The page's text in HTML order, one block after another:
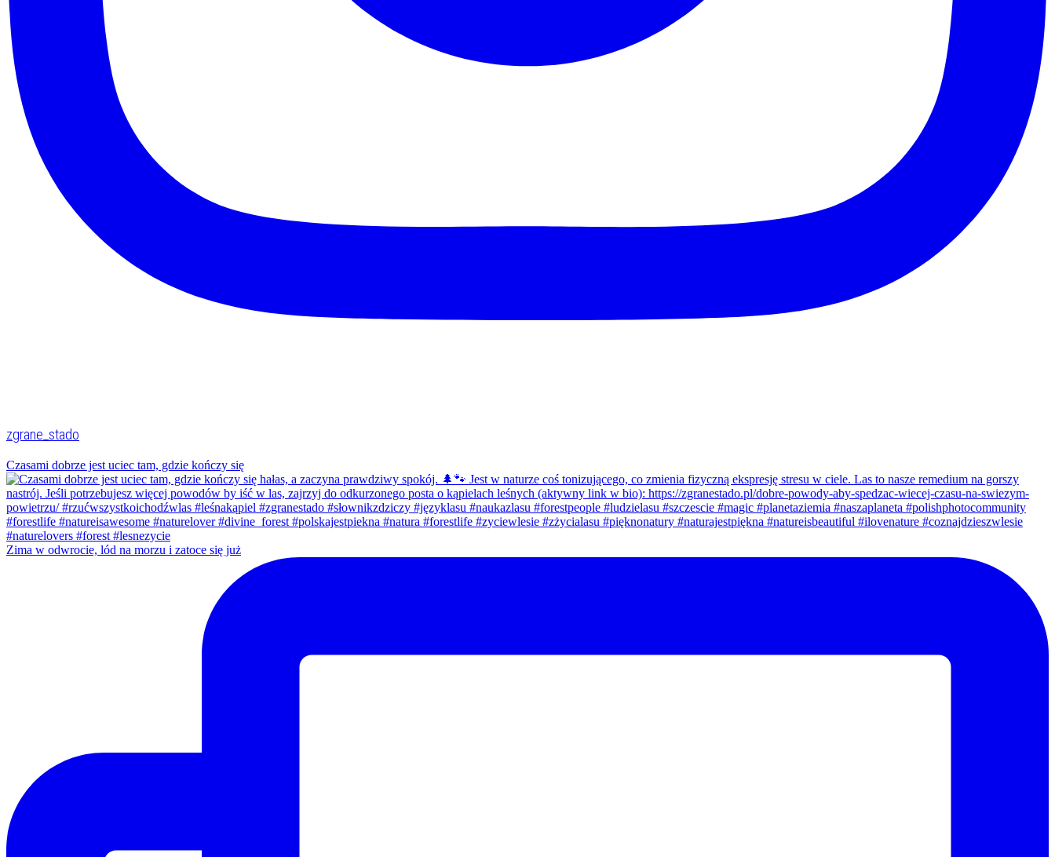
zgrane_stado
Czasami dobrze jest uciec tam, gdzie kończy się
Zima w odwrocie, lód na morzu i zatoce się już